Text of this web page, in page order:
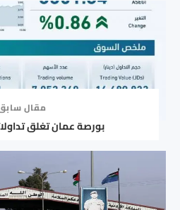
مقال
بورصة عمان تغلق